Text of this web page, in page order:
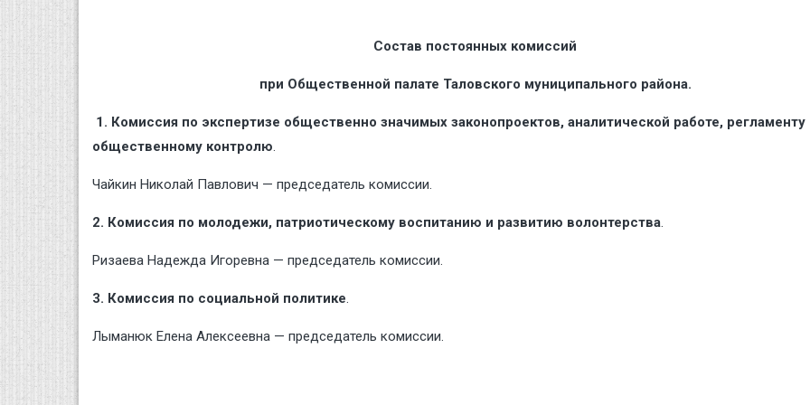
Состав постоянных комиссий
при Общественной палате Таловского муниципального района.
1. Комиссия по экспертизе общественно значимых законопроектов, аналитической работе, регламенту
общественному контролю.
Чайкин Николай Павлович — председатель комиссии.
2. Комиссия по молодежи, патриотическому воспитанию и развитию волонтерства.
Ризаева Надежда Игоревна — председатель комиссии.
3. Комиссия по социальной политике.
Лыманюк Елена Алексеевна — председатель комиссии.